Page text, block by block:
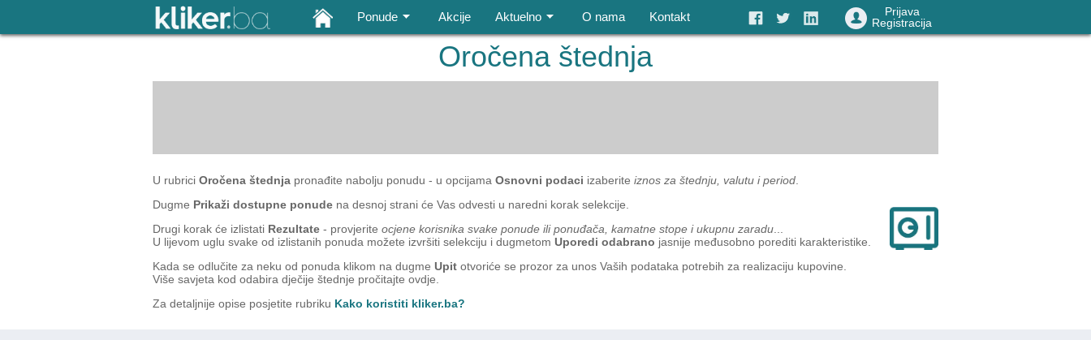
Ponude Akcije Aktuelno O nama Kontakt
Prijava
Registracija
Oročena štednja
U rubrici Oročena štednja pronađite nabolju ponudu - u opcijama Osnovni podaci izaberite iznos za štednju, valutu i period
Dugme Prikaži dostupne ponude na desnoj strani će Vas odvesti u naredni korak selekcije.
Drugi korak će izlistati Rezultate - provjerite ocjene korisnika svake ponude ili ponuđača, kamatne stope i ukupnu zaradu
U lijevom uglu svake od izlistanih ponuda možete izvršiti selekciju i dugmetom Uporedi odabrano jasnije međusobno porediti karakteristike.
Kada se odlučite za neku od ponuda klikom na dugme Upit otvoriće se prozor za unos Vaših podataka potrebih za realizaciju kupovine.
Više savjeta kod odabira dječije štednje pročitajte ovdje.
Za detaljnije opise posjetite rubriku Kako koristiti kliker.ba?